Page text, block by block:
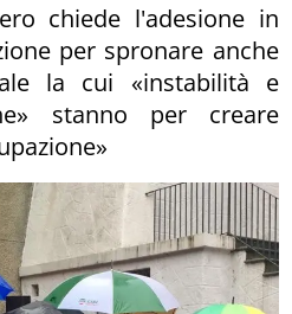
chiede l'adesione in
per spronare anche
la cui «instabilità e
stanno per creare